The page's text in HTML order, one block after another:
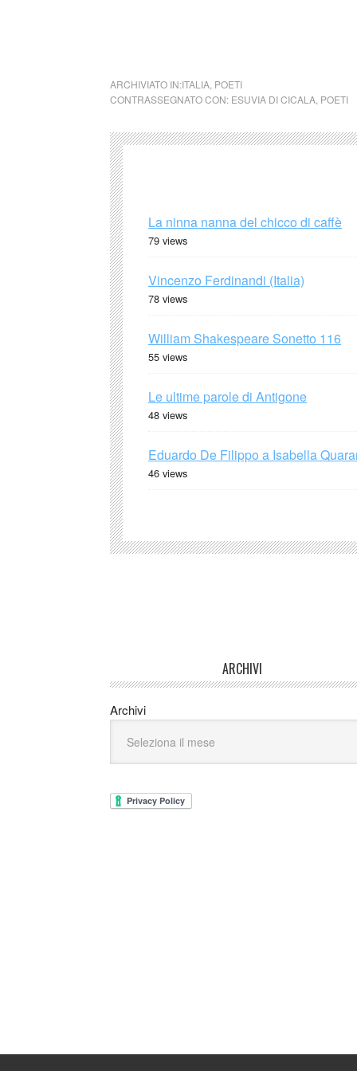
ARCHIVIATO IN:ITALIA POETI
CONTRASSEGNATO CON: ESUVIA DI CICALA POETI
La ninna nanna del chicco di caffè
79 views
Vincenzo Ferdinandi (Italia)
78 views
William Shakespeare Sonetto 116
55 views
Le ultime parole di Antigone
48 views
Eduardo De Filippo a Isabella
46 views
ARCHIVI
Archivi